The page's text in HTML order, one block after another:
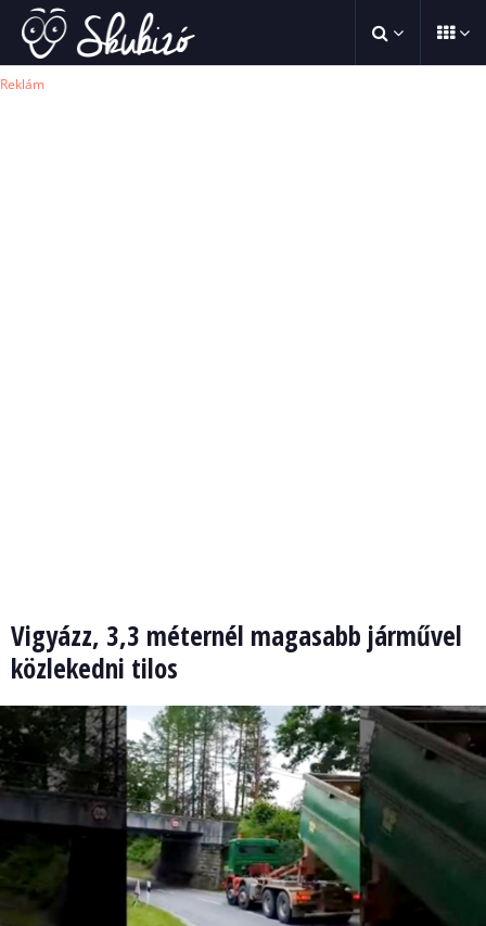
Reklám
Vigyázz, 3,3 méternél magasabb járművel
közlekedni tilos